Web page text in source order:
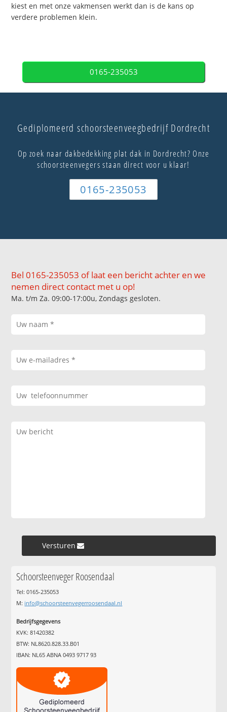
kiest en met onze vakmensen werkt dan is de kans op
verdere problemen klein.
0165-235053
Gediplomeerd schoorsteenveegbedrijf Dordrecht
Op zoek naar dakbedekking plat dak in Dordrecht? Onze
schoorsteenvegers staan direct voor u klaar!
0165-235053
Bel 0165-235053 of laat een bericht achter en we
nemen direct contact met u op!
Ma. t/m Za. 09:00-17:00u, Zondags gesloten.
Versturen »
Schoorsteenveger Roosendaal
Tel: 0165-235053
M: info@schoorsteenvegerroosendaal.nl
Bedrijfsgegevens
KVK: 81420382
BTW: NL8620.828.33.B01
IBAN: NL65 ABNA 0493 9717 93